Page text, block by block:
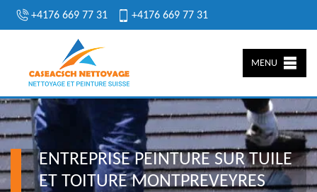
+4176 669 77 31 +4176 669 77 31
MENU
ENTREPRISE PEINTURE SUR TUILE
ET TOITURE MONTPREVEYRES